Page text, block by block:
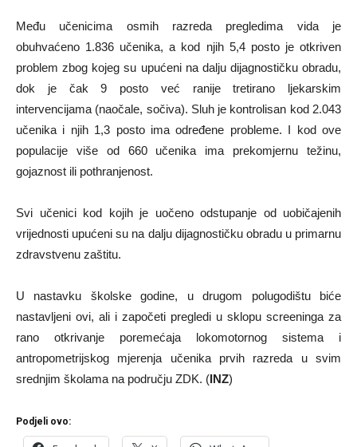
Među učenicima osmih razreda pregledima vida je
obuhvaćeno 1.836 učenika, a kod njih 5,4 posto je otkriven
problem zbog kojeg su upućeni na dalju dijagnostičku obradu,
dok je čak 9 posto već ranije tretirano ljekarskim
intervencijama (naočale, sočiva). Sluh je kontrolisan kod 2.043
učenika i njih 1,3 posto ima određene probleme. I kod ove
populacije više od 660 učenika ima prekomjernu težinu,
gojaznost ili pothranjenost.
Svi učenici kod kojih je uočeno odstupanje od uobičajenih
vrijednosti upućeni su na dalju dijagnostičku obradu u primarnu
zdravstvenu zaštitu.
U nastavku školske godine, u drugom polugodištu biće
nastavljeni ovi, ali i započeti pregledi u sklopu screeninga za
rano otkrivanje poremećaja lokomotornog sistema i
antropometrijskog mjerenja učenika prvih razreda u svim
srednjim školama na području ZDK. (INZ)
Podjeli ovo: